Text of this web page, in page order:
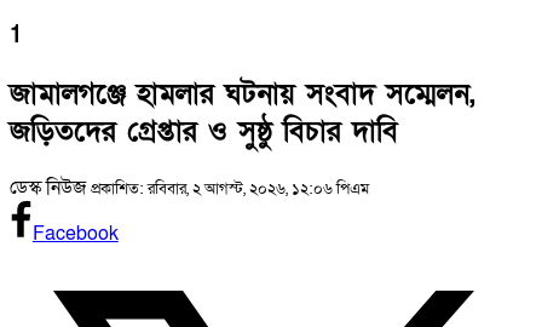
1
জামালগঞ্জে হামলার ঘটনায় সংবাদ সম্মেলন,
জড়িতদের গ্রেপ্তার ও সুষ্ঠু বিচার দাবি
ডেস্ক নিউজপ্রকাশিত: রবিবার, ২ আগস্ট, ২০২৬, ১২:০৬ পিএম
Facebook